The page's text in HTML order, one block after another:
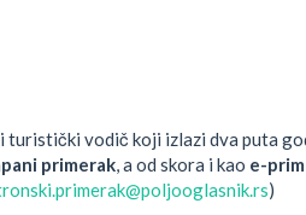
turistički vodič koji izlazi dva puta
primerak, a od skora i kao e-
)